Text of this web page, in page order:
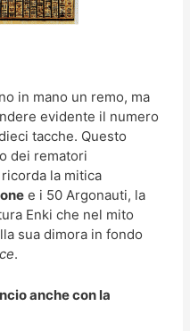
in mano un remo, ma
evidente il numero
tacche. Questo
dei rematori
la mitica
e i 50 Argonauti, la
Enki che nel mito
sua dimora in fondo
.
anche con la